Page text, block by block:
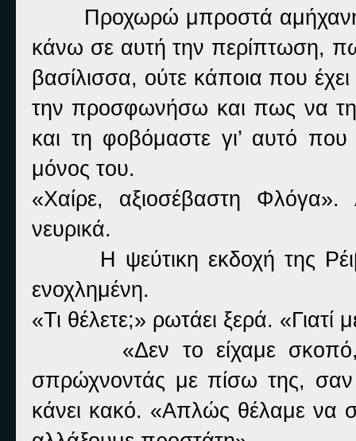
Προχωρώ μπροστά αμήχανη
κάνω σε αυτή την περίπτωση,
βασίλισσα, ούτε κάποια που
την προσφωνήσω και πως να
και τη φοβόμαστε γι’ αυτό
μόνος του.
«Χαίρε, αξιοσέβαστη
νευρικά.
Η ψεύτικη εκδοχή της
ενοχλημένη.
«Τι θέλετε;» ρωτάει ξερά. «Γιατί
«Δεν το είχαμε
σπρώχνοντάς με πίσω της,
κάνει κακό. «Απλώς θέλαμε να